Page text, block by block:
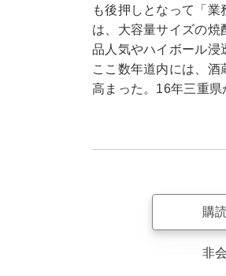
も後押しとなって「
は、大容量サイズの焼
品人気やハイボール浸
ここ数年道内には、
高まった。16年三重県
購
非